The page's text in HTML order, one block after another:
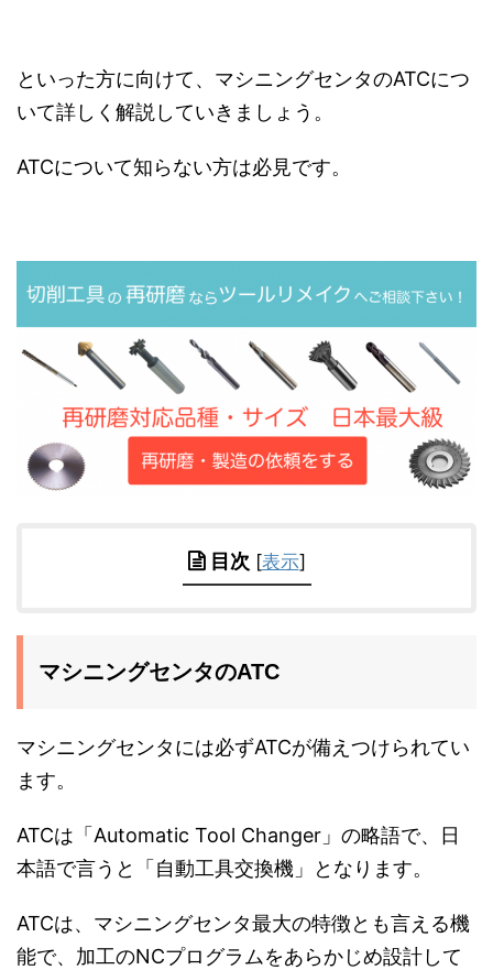
といった方に向けて、マシニングセンタのATCにつ
いて詳しく解説していきましょう。
ATCについて知らない方は必見です。
目次 [表示]
マシニングセンタのATC
マシニングセンタには必ずATCが備えつけられてい
ます。
ATCは「Automatic Tool Changer」の略語で、日
本語で言うと「自動工具交換機」となります。
ATCは、マシニングセンタ最大の特徴とも言える機
能で、加工のNCプログラムをあらかじめ設計して